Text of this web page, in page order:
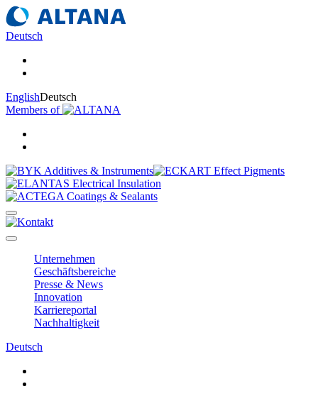
Deutsch
EnglishDeutsch
Members of
Unternehmen
Geschäftsbereiche
Presse & News
Innovation
Karriereportal
Nachhaltigkeit
Deutsch